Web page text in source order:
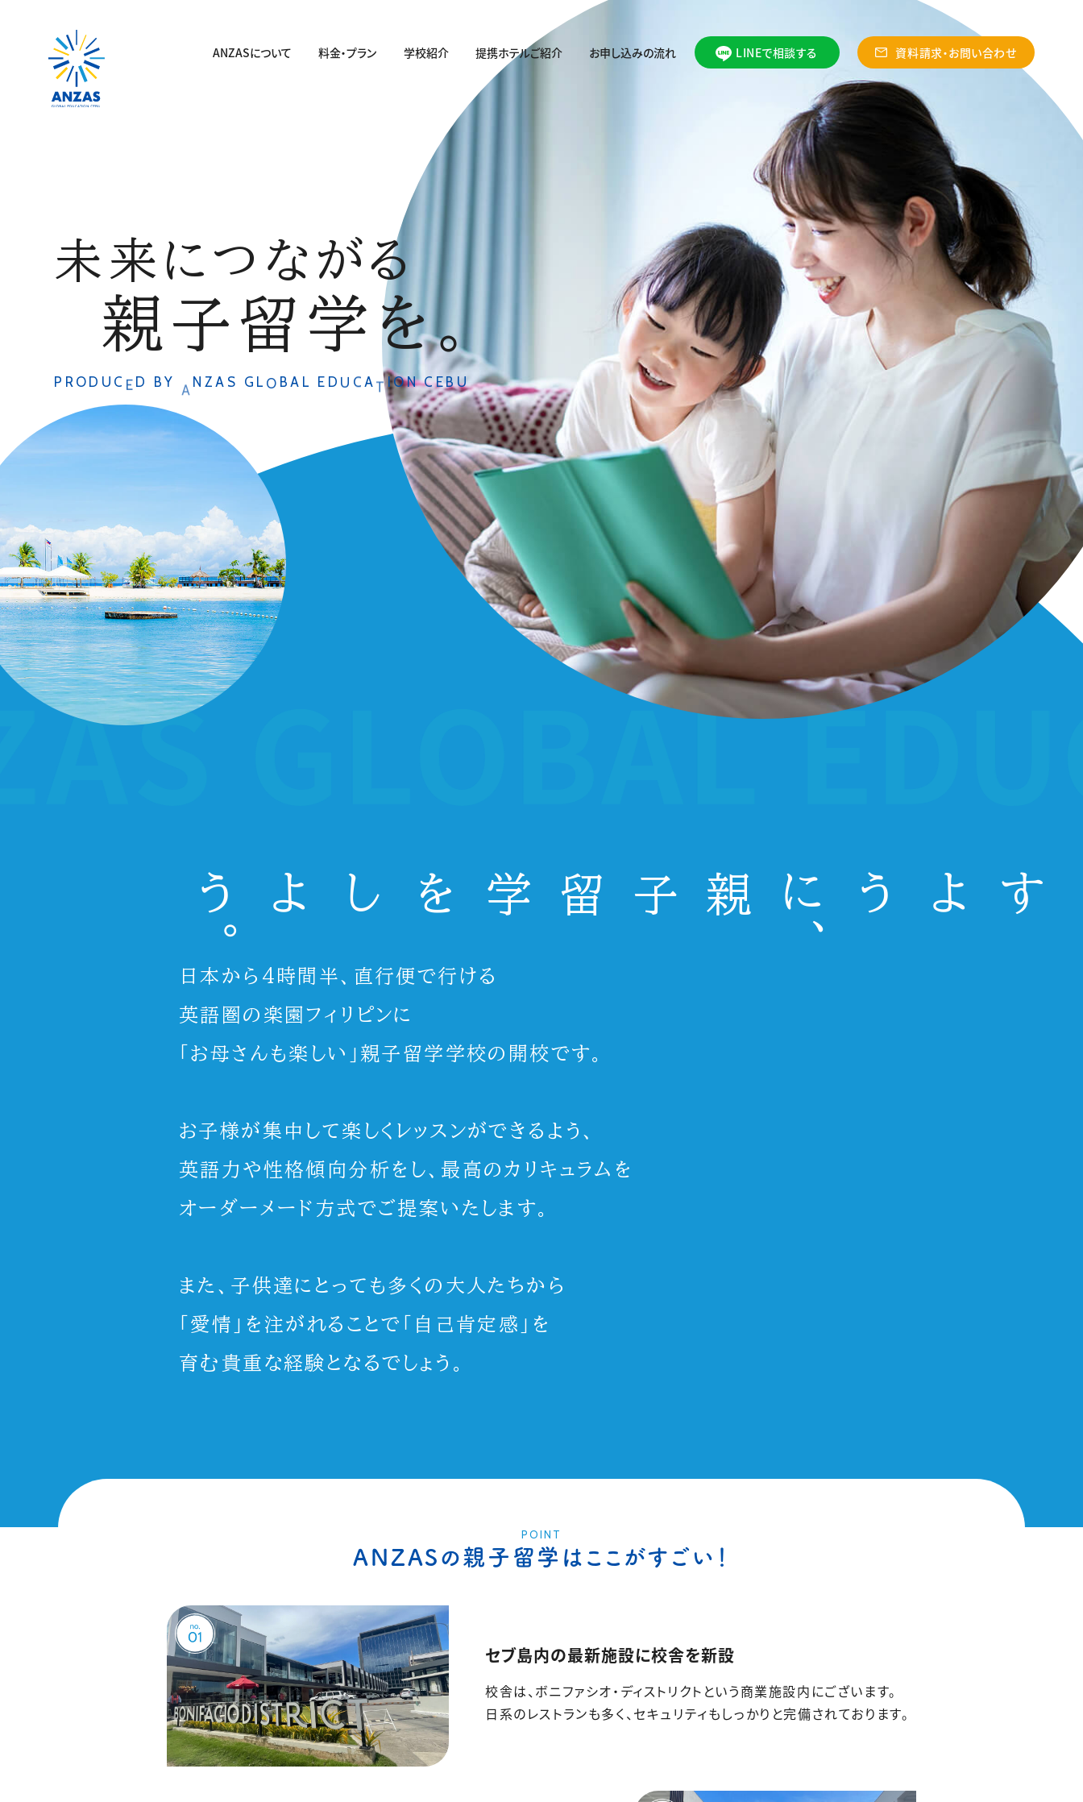
ANZASについて 料金・プラン 学校紹介 提携ホテルご紹介 お申し込みの流れ LINEで相談する 資料請求・お問い合わせ
未来につながる
親子留学を。
、
親子留学をしよう
。
日本から4時間半、直行便で行ける
英語圏の楽園フィリピンに
「お母さんも楽しい」親子留学学校の開校です。
お子様が集中して楽しくレッスンができるよう、
英語力や性格傾向分析をし、最高のカリキュラムを
オーダーメード方式でご提案いたします。
また、子供達にとっても多くの大人たちから
「愛情」を注がれることで「自己肯定感」を
育む貴重な経験となるでしょう。
POINT
ANZASの親子留学は ここがすごい！
セブ島内の最新施設に校舎を新設
校舎は、ボニファシオ・ディストリクトという商業施設内にございます。
日系のレストランも多く、セキュリティもしっかりと完備されております。